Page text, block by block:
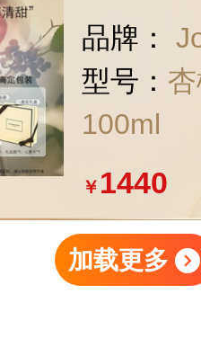
礼盒
品牌：
型号：
100ml
￥ 1440
加载更多